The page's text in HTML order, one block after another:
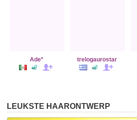
Ade* trelogaurostar
LEUKSTE HAARONTWERP